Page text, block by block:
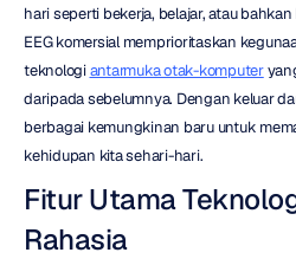
hari seperti bekerja, belajar, atau
EEG komersial memprioritaskan
teknologi antarmuka otak-komputer
daripada sebelumnya. Dengan keluar
berbagai kemungkinan baru untuk
kehidupan kita sehari-hari.
Fitur Utama
Rahasia